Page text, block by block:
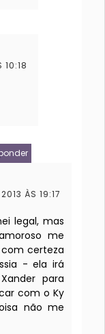
10:18
ÀS 19:17
legal, mas
me
certeza
- ela irá
para
com o Ky
não me